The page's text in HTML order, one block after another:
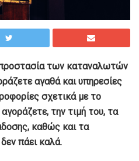
των καταναλωτών
αγαθά και υπηρεσίες
σχετικά με το
την τιμή του, τα
καθώς και τα
πάει καλά.